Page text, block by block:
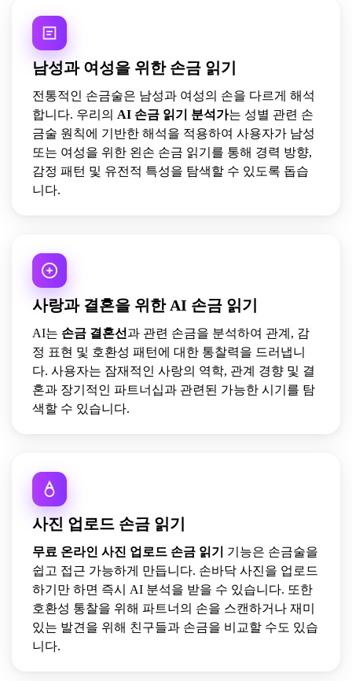
남성과 여성을 위한 손금 읽기
전통적인 손금술은 남성과 여성의 손을 다르게 해석
합니다. 우리의 AI 손금 읽기 분석가는 성별 관련 손
금술 원칙에 기반한 해석을 적용하여 사용자가 남성
또는 여성을 위한 왼손 손금 읽기를 통해 경력 방향,
감정 패턴 및 유전적 특성을 탐색할 수 있도록 돕습
니다.
사랑과 결혼을 위한 AI 손금 읽기
AI는 손금 결혼선과 관련 손금을 분석하여 관계, 감
정 표현 및 호환성 패턴에 대한 통찰력을 드러냅니
다. 사용자는 잠재적인 사랑의 역학, 관계 경향 및 결
혼과 장기적인 파트너십과 관련된 가능한 시기를 탐
색할 수 있습니다.
사진 업로드 손금 읽기
무료 온라인 사진 업로드 손금 읽기
기능은 손금술을
쉽고 접근 가능하게 만듭니다. 손바닥 사진을 업로드
하기만 하면 즉시 AI 분석을 받을 수 있습니다. 또한
호환성 통찰을 위해 파트너의 손을 스캔하거나 재미
있는 발견을 위해 친구들과 손금을 비교할 수도 있습
니다.